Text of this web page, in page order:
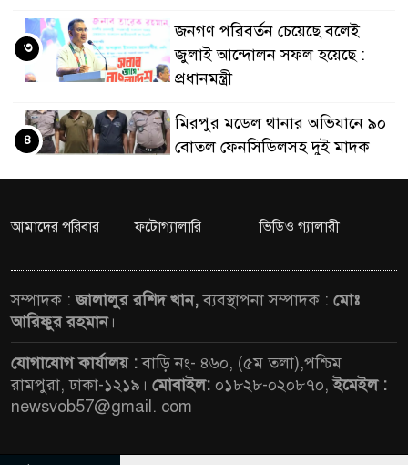
জনগণ পরিবর্তন চেয়েছে বলেই
জুলাই আন্দোলন সফল হয়েছে :
প্রধানমন্ত্রী
৩
মিরপুর মডেল থানার অভিযানে ৯০
বোতল ফেনসিডিলসহ দুই মাদক
৪
২৮ লাখ টাকার জাল নোটসহ
দুইজনকে গ্রেফতার করেছে গুলশান
৫
যেকোনো সময় বেনজীরের
৬
নেতৃত্ব ও গণতন্ত্রের মূর্তমান প্রতীক
বেগম খালেদা জিয়া : তথ্যমন্ত্রী
৭
আমাদের পরিবার ফটোগ্যালারি ভিডিও গ্যালারী
সম্পাদক :জালালুর রশিদ খান,ব্যবস্থাপনা সম্পাদক : মোঃ
আরিফুর রহমান।
যোগাযোগ কার্যালয় :বাড়ি নং- ৪৬০, (৫ম তলা),পশ্চিম
রামপুরা, ঢাকা-১২১৯। মোবাইল: ০১৮২৮-০২০৮৭০,ইমেইল :
newsvob57@gmail. com